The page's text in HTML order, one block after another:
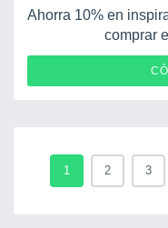
Ahorra 10% en
comprar
1 2 3